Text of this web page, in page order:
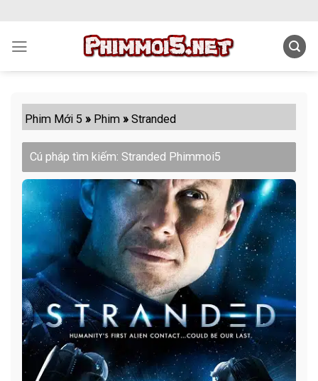
content
Phim Mới 5 » Phim »Stranded
Cú pháp tìm kiếm: Stranded Phimmoi5